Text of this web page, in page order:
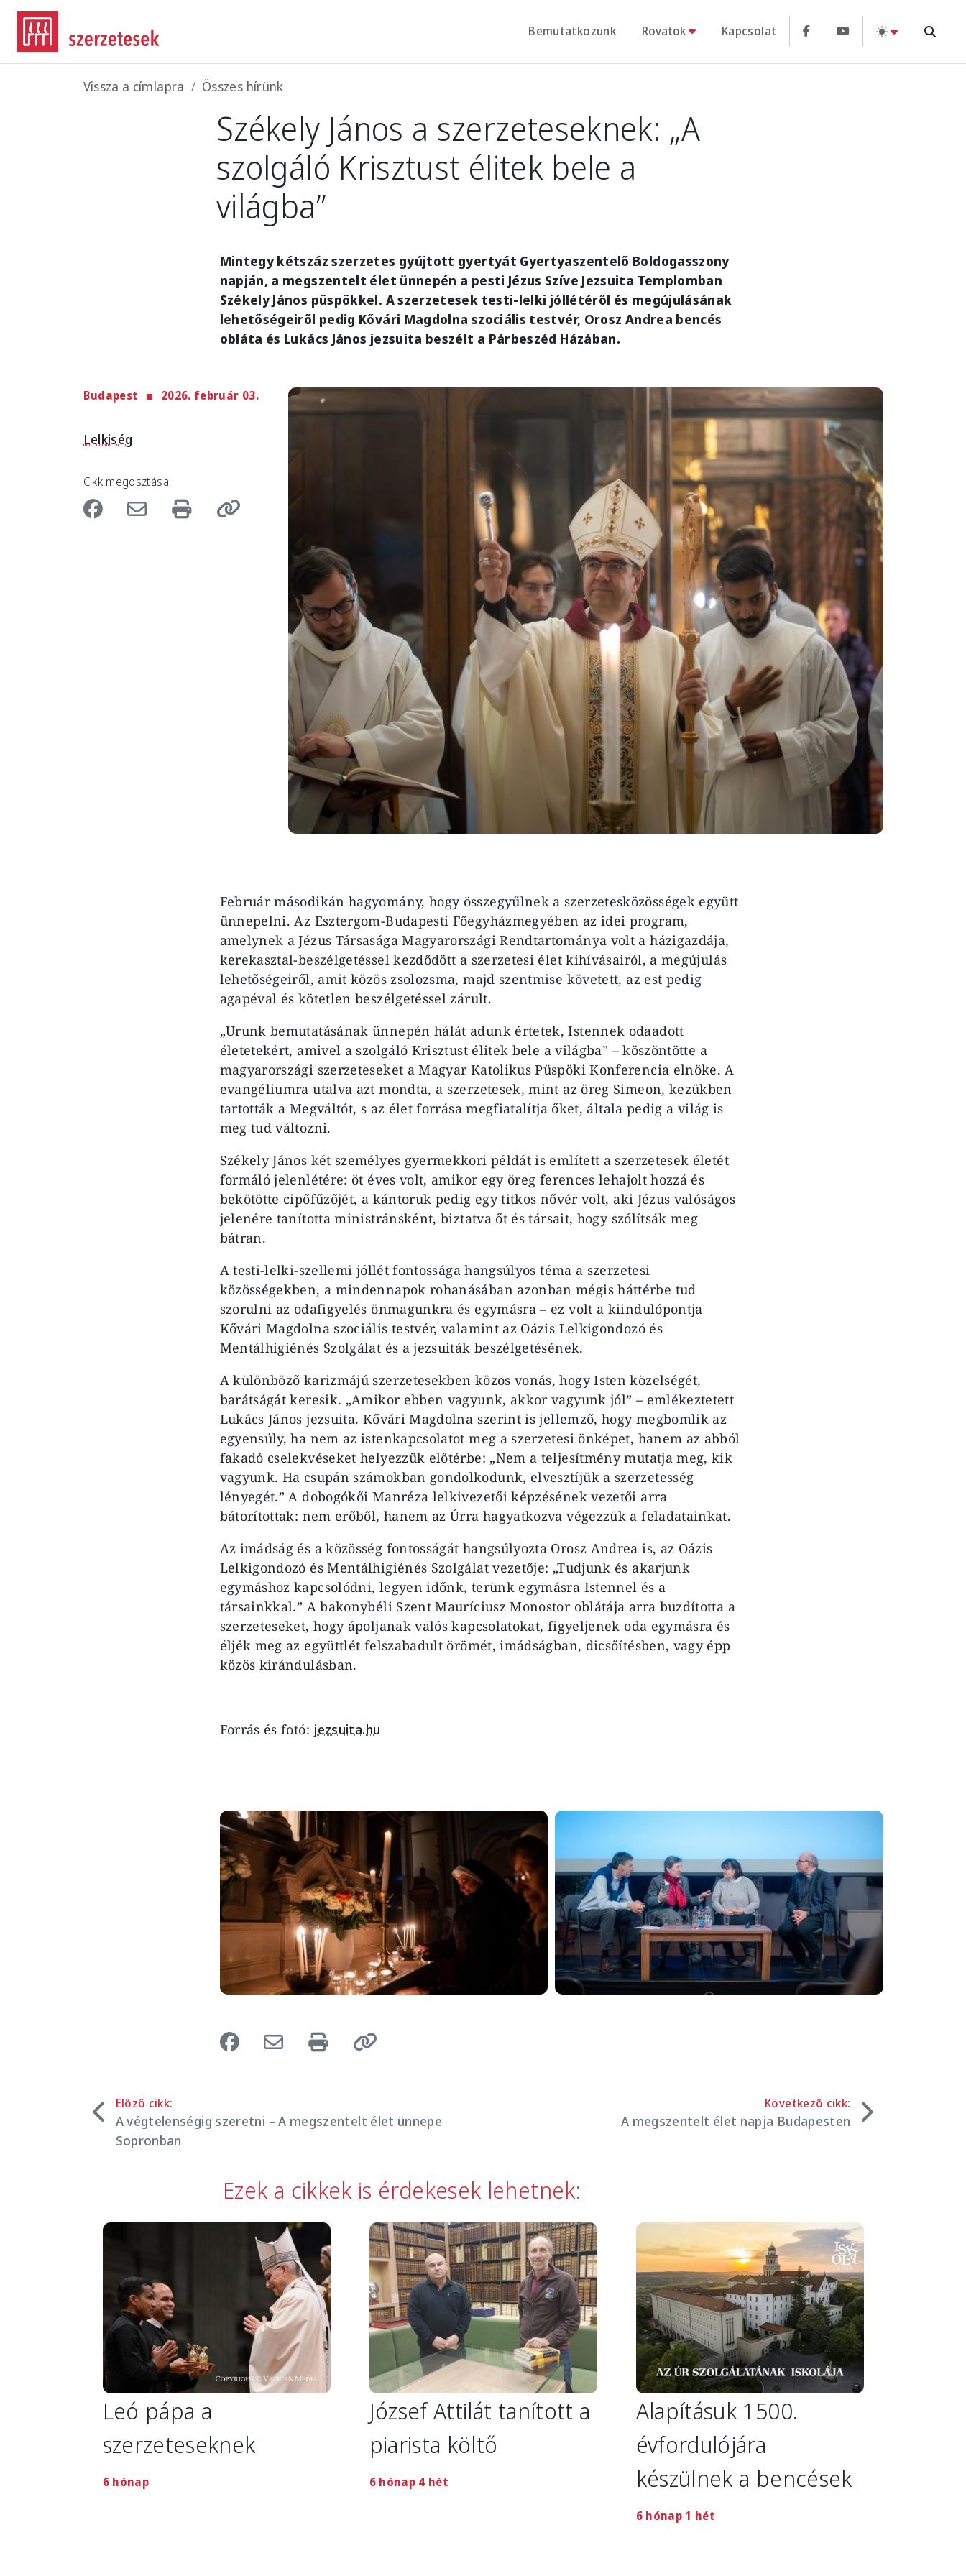
Ugrás a tartalomra
Bemutatkozunk Rovatok Kapcsolat
Morzsa
Vissza a címlapra Összes hírünk
Székely János a szerzeteseknek: „A
szolgáló Krisztust élitek bele a
világba”
Mintegy kétszáz szerzetes gyújtott gyertyát Gyertyaszentelő Boldogasszony
napján, a megszentelt élet ünnepén a pesti Jézus Szíve Jezsuita Templomban
Székely János püspökkel. A szerzetesek testi-lelki jóllétéről és megújulásának
lehetőségeiről pedig Kővári Magdolna szociális testvér, Orosz Andrea bencés
obláta és Lukács János jezsuita beszélt a Párbeszéd Házában.
Budapest 2026. február 03.
Lelkiség
Cikk megosztása:
Image
Február másodikán hagyomány, hogy összegyűlnek a szerzetesközösségek együtt
ünnepelni. Az Esztergom-Budapesti Főegyházmegyében az idei program,
amelynek a Jézus Társasága Magyarországi Rendtartománya volt a házigazdája,
kerekasztal-beszélgetéssel kezdődött a szerzetesi élet kihívásairól, a megújulás
lehetőségeiről, amit közös zsolozsma, majd szentmise követett, az est pedig
agapéval és kötetlen beszélgetéssel zárult.
„Urunk bemutatásának ünnepén hálát adunk értetek, Istennek odaadott
életetekért, amivel a szolgáló Krisztust élitek bele a világba” – köszöntötte a
magyarországi szerzeteseket a Magyar Katolikus Püspöki Konferencia elnöke. A
evangéliumra utalva azt mondta, a szerzetesek, mint az öreg Simeon, kezükben
tartották a Megváltót, s az élet forrása megfiatalítja őket, általa pedig a világ is
meg tud változni.
Székely János két személyes gyermekkori példát is említett a szerzetesek életét
formáló jelenlétére: öt éves volt, amikor egy öreg ferences lehajolt hozzá és
bekötötte cipőfűzőjét, a kántoruk pedig egy titkos nővér volt, aki Jézus valóságos
jelenére tanította ministránsként, biztatva őt és társait, hogy szólítsák meg
bátran.
A testi-lelki-szellemi jóllét fontossága hangsúlyos téma a szerzetesi
közösségekben, a mindennapok rohanásában azonban mégis háttérbe tud
szorulni az odafigyelés önmagunkra és egymásra – ez volt a kiindulópontja
Kővári Magdolna szociális testvér, valamint az Oázis Lelkigondozó és
Mentálhigiénés Szolgálat és a jezsuiták beszélgetésének.
A különböző karizmájú szerzetesekben közös vonás, hogy Isten közelségét,
barátságát keresik. „Amikor ebben vagyunk, akkor vagyunk jól” – emlékeztetett
Lukács János jezsuita. Kővári Magdolna szerint is jellemző, hogy megbomlik az
egyensúly, ha nem az istenkapcsolatot meg a szerzetesi önképet, hanem az abból
fakadó cselekvéseket helyezzük előtérbe: „Nem a teljesítmény mutatja meg, kik
vagyunk. Ha csupán számokban gondolkodunk, elvesztíjük a szerzetesség
lényegét.” A dobogókői Manréza lelkivezetői képzésének vezetői arra
bátorítottak: nem erőből, hanem az Úrra hagyatkozva végezzük a feladatainkat.
Az imádság és a közösség fontosságát hangsúlyozta Orosz Andrea is, az Oázis
Lelkigondozó és Mentálhigiénés Szolgálat vezetője: „Tudjunk és akarjunk
egymáshoz kapcsolódni, legyen időnk, terünk egymásra Istennel és a
társainkkal.” A bakonybéli Szent Mauríciusz Monostor oblátája arra buzdította a
szerzeteseket, hogy ápoljanak valós kapcsolatokat, figyeljenek oda egymásra és
éljék meg az együttlét felszabadult örömét, imádságban, dicsőítésben, vagy épp
közös kirándulásban.
Forrás és fotó: jezsuita.hu
Image Image
Előző cikk:
A végtelenségig szeretni – A megszentelt élet ünnepe
Sopronban
Következő cikk:
A megszentelt élet napja Budapesten
Ezek a cikkek is érdekesek lehetnek:
Image
Leó pápa a
szerzeteseknek
6 hónap
Image
József Attilát tanított a
piarista költő
6 hónap 4 hét
Image
Alapításuk 1500.
évfordulójára
készülnek a bencések
6 hónap 1 hét